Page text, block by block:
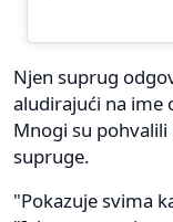
Njen suprug
aludirajući na ime
Mnogi su
supruge.
"Pokazuje svima